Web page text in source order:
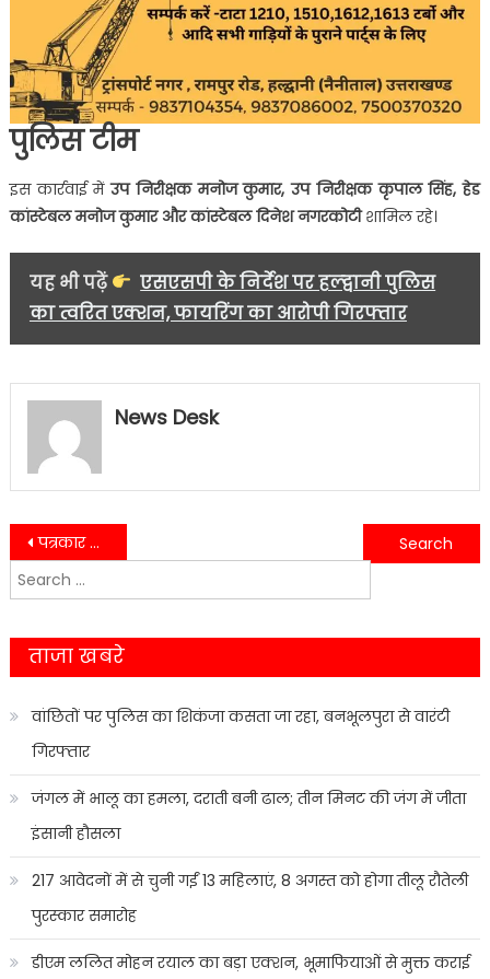
पुलिस टीम
इस कार्रवाई मेंउप निरीक्षक मनोज कुमार,उप निरीक्षक कृपाल सिंह,हेड
कांस्टेबल मनोज कुमार और कांस्टेबल दिनेश नगरकोटीशामिल रहे।
यह भी पढ़ें
एसएसपी के निर्देश पर हल्द्वानी पुलिस
का त्वरित एक्शन, फायरिंग का आरोपी गिरफ्तार
News Desk
Post
navigation
पत्रकार महासंघ में नई सक्रियता, अशोक गुलाटी प्रदेश अध्यक्ष नियुक्त….
अफवाहों से बचें, घरेलू गैस सामान्य रूप से उपलब्ध: DM नितिन सिंह भदौरिया….
Search
for:
ताजा खबरे
वांछितों पर पुलिस का शिकंजा कसता जा रहा, बनभूलपुरा से वारंटी
गिरफ्तार
जंगल में भालू का हमला, दराती बनी ढाल; तीन मिनट की जंग में जीता
इंसानी हौसला
217 आवेदनों में से चुनी गईं 13 महिलाएं, 8 अगस्त को होगा तीलू रौतेली
पुरस्कार समारोह
डीएम ललित मोहन रयाल का बड़ा एक्शन, भूमाफियाओं से मुक्त कराई